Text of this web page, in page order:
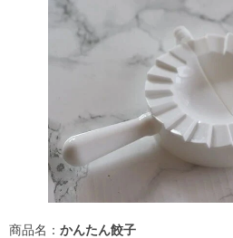
商品名： かんたん餃子